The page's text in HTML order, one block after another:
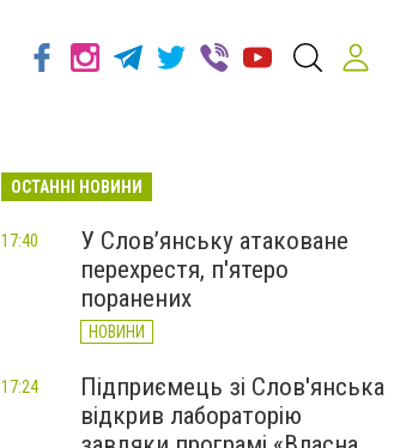
ОСТАННІ НОВИНИ
У Слов’янську атаковане
перехрестя, п'ятеро
поранених
НОВИНИ
17:40
Підприємець зі Слов'янська
відкрив лабораторію
17:24